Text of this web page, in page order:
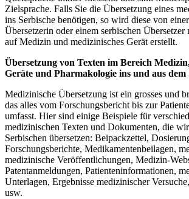
Zielsprache. Falls Sie die Übersetzung eines
ins Serbische benötigen, so wird diese von
Übersetzerin oder einem serbischen
auf Medizin und medizinisches Gerät erstellt.
Übersetzung von Texten im Bereich
Geräte und Pharmakologie ins und aus dem
Medizinische Übersetzung ist ein grosses und
das alles vom Forschungsbericht bis zur
umfasst. Hier sind einige Beispiele für
medizinischen Texten und Dokumenten, die
Serbischen übersetzen: Beipackzettel,
Forschungsberichte, Medikamentenbeilagen,
medizinische Veröffentlichungen, Medizin-
Patentanmeldungen, Patienteninformationen,
Unterlagen, Ergebnisse medizinischer
usw.